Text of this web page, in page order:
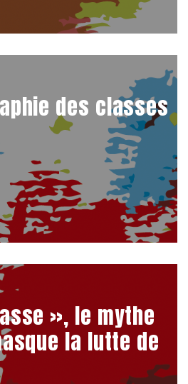
des classes
», le mythe
la lutte de